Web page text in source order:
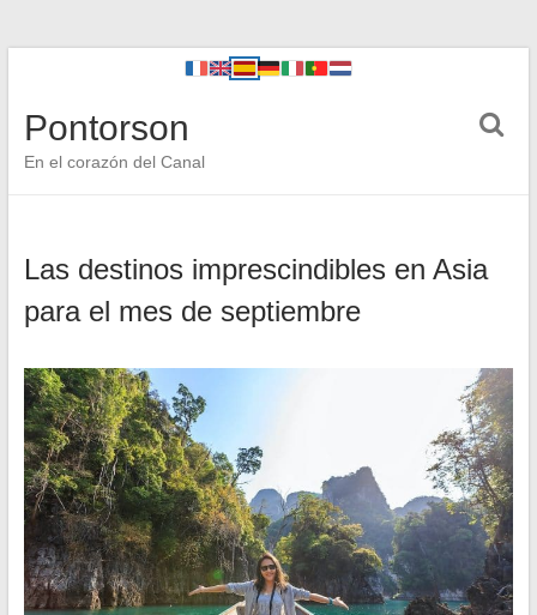
Pontorson
En el corazón del Canal
Las destinos imprescindibles en Asia
para el mes de septiembre